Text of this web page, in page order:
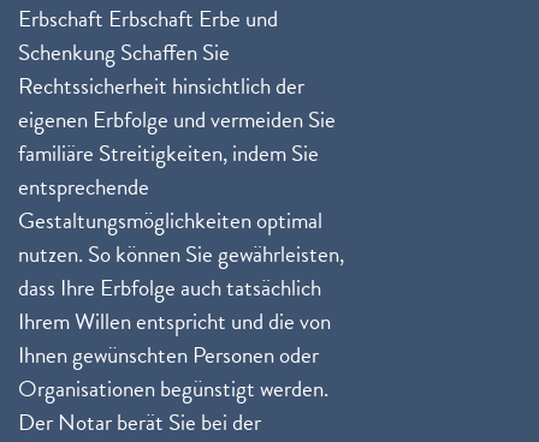
Erbschaft Erbschaft Erbe und
Schenkung Schaffen Sie
Rechtssicherheit hinsichtlich der
eigenen Erbfolge und vermeiden Sie
familiäre Streitigkeiten, indem Sie
entsprechende
Gestaltungsmöglichkeiten optimal
nutzen. So können Sie gewährleisten,
dass Ihre Erbfolge auch tatsächlich
Ihrem Willen entspricht und die von
Ihnen gewünschten Personen oder
Organisationen begünstigt werden.
Der Notar berät Sie bei der